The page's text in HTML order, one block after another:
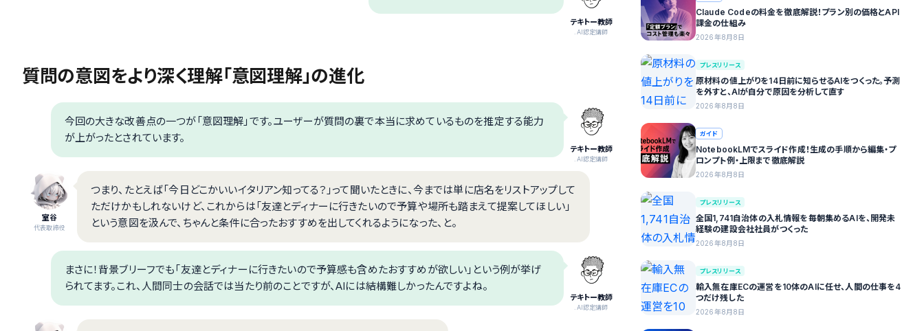
テキトー教師
.AI認定講師
質問の意図をより深く理解「意図理解」の進化
テキトー教師
.AI認定講師
今回の大きな改善点の一つが「意図理解」です。ユーザーが質問の裏で本当に求めているものを推定する能力
が上がったとされています。
室谷
代表取締役
つまり、たとえば「今日どこかいいイタリアン知ってる？」って聞いたときに、今までは単に店名をリストアップして
ただけかもしれないけど、これからは「友達とディナーに行きたいので予算や場所も踏まえて提案してほしい」
という意図を汲んで、ちゃんと条件に合ったおすすめを出してくれるようになった、と。
テキトー教師
.AI認定講師
まさに！背景ブリーフでも「友達とディナーに行きたいので予算感も含めたおすすめが欲しい」という例が挙げ
られてます。これ、人間同士の会話では当たり前のことですが、AIには結構難しかったんですよね。
Claude Codeの料金を徹底解説！プラン別の価格とAPI
課金の仕組み
2026年8月8日
プレスリリース
原材料の値上がりを14日前に知らせるAIをつくった。予測
を外すと、AIが自分で原因を分析して直す
2026年8月8日
ガイド
NotebookLMでスライド作成！生成の手順から編集・プ
ロンプト例・上限まで徹底解説
2026年8月8日
プレスリリース
全国1,741自治体の入札情報を毎朝集めるAIを、開発未
経験の建設会社社員がつくった
2026年8月8日
プレスリリース
輸入無在庫ECの運営を10体のAIに任せ、人間の仕事を4
つだけ残した
2026年8月8日